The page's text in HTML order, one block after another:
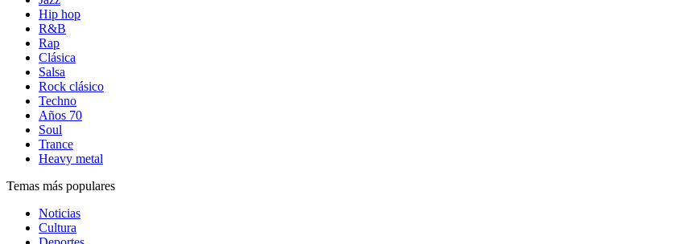
Hip hop
R&B
Rap
Clásica
Salsa
Rock clásico
Techno
Años 70
Soul
Trance
Heavy metal
Temas más populares
Noticias
Cultura